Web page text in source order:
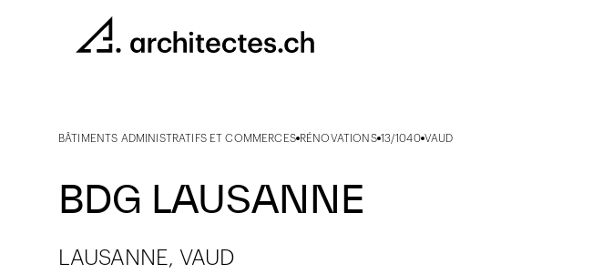
BÂTIMENTS ADMINISTRATIFS ET COMMERCES RÉNOVATIONS 13/1040 VAUD
BDG LAUSANNE
LAUSANNE, VAUD